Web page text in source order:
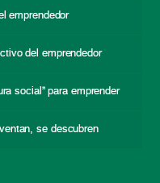
emprendedor
del emprendedor
social” para emprender
se descubren